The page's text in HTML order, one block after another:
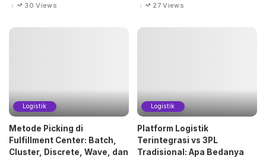
30 Views
27 Views
Logistik
Metode Picking di
Fulfillment Center: Batch,
Cluster, Discrete, Wave, dan
Logistik
Platform Logistik
Terintegrasi vs 3PL
Tradisional: Apa Bedanya